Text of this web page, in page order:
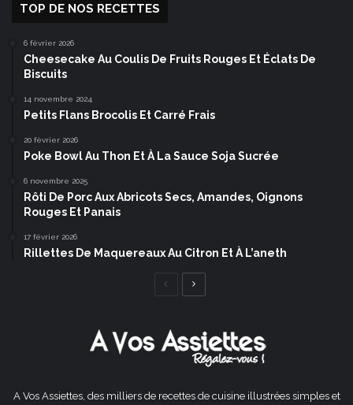
TOP DE NOS RECETTES
6 février 2026
Cheesecake Au Coulis De Fruits Rouges Et Éclats De
Biscuits
14 novembre 2024
Petits Flans Brocolis Et Carré Frais
20 février 2026
Poke Bowl Au Thon Et À La Sauce Soja Sucrée
6 novembre 2025
Rôti De Porc Aux Abricots Secs, Amandes, Oignons
Rouges Et Panais
17 février 2026
Rillettes De Maquereaux Au Citron Et À L’aneth
Page
A Vos Assiettes, des milliers de recettes de cuisine illustrées simples et